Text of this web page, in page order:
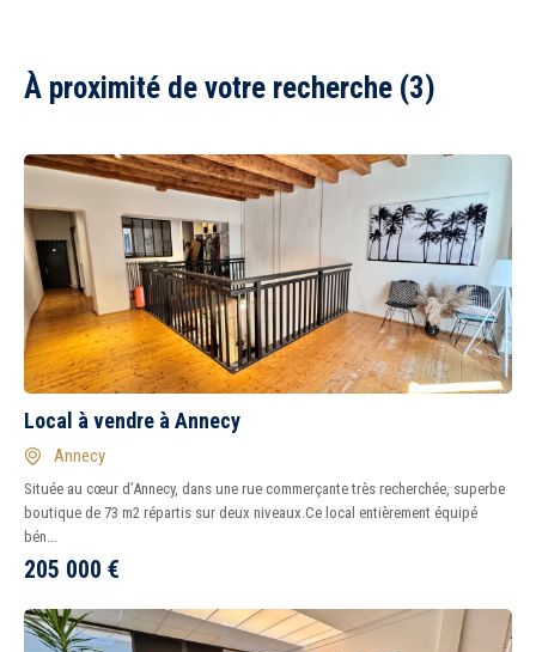
À proximité de votre recherche (3)
Local à vendre à Annecy
Annecy
Située au cœur d’Annecy, dans une rue commerçante très recherchée, superbe
boutique de 73 m2 répartis sur deux niveaux.Ce local entièrement équipé
bén...
205 000 €